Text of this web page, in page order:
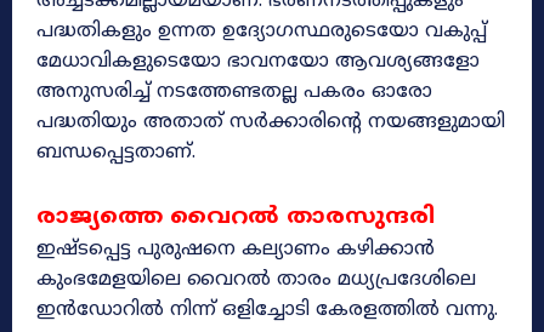
പദ്ധതികളും ഉന്നത ഉദ്യോഗസ്ഥരുടെയോ വകുപ്പ്
മേധാവികളുടെയോ ഭാവനയോ ആവശ്യങ്ങളോ
അനുസരിച്ച് നടത്തേണ്ടതല്ല പകരം ഓരോ
പദ്ധതിയും അതാത് സർക്കാരിന്റെ നയങ്ങളുമായി
ബന്ധപ്പെട്ടതാണ്.
രാജ്യത്തെ വൈറൽ താരസുന്ദരി
ഇഷ്‌ടപ്പെട്ട പുരുഷനെ കല്യാണം കഴിക്കാൻ
കുംഭമേളയിലെ വൈറൽ താരം മധ്യപ്രദേശിലെ
ഇൻഡോറിൽ നിന്ന് ഒളിച്ചോടി കേരളത്തിൽ വന്നു.